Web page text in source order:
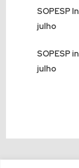
SOPESP
julho
SOPESP
julho